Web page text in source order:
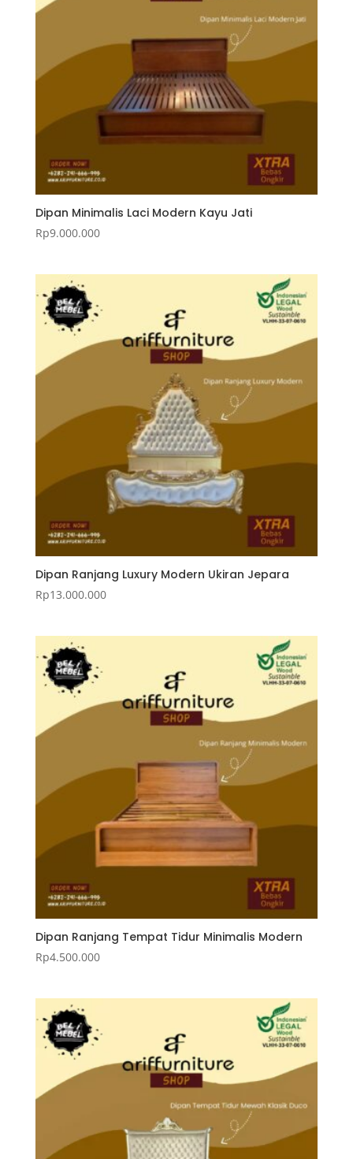
Dipan Minimalis Laci Modern Kayu Jati
Rp9.000.000
Dipan Ranjang Luxury Modern Ukiran Jepara
Rp13.000.000
Dipan Ranjang Tempat Tidur Minimalis Modern
Rp4.500.000